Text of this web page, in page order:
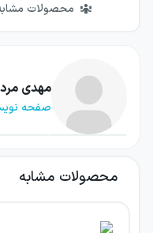
محصولات
مهدی
صفحه
محصولات مشابه